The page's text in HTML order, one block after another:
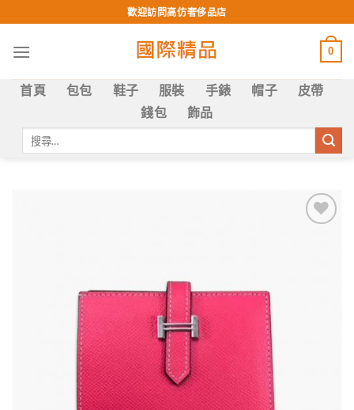
to
content
歡迎訪問高仿奢侈品店
0
首頁 包包 鞋子 服裝 手錶 帽子
皮帶
錢包
飾品